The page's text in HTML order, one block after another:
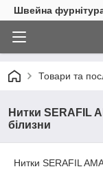
Швейна
Товари та
Нитки SERAFIL
білизни
Нитки SERAFIL